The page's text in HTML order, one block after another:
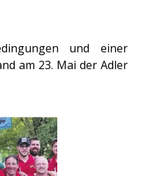
und einer
am 23. Mai der Adler